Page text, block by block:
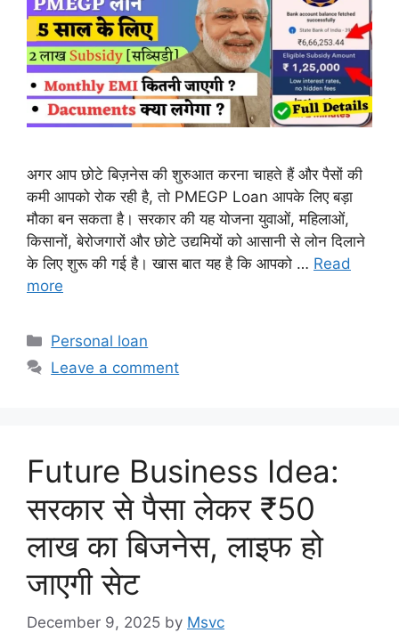
अगर आप छोटे बिज़नेस की शुरुआत करना चाहते हैं और पैसों की
कमी आपको रोक रही है, तो PMEGP Loan आपके लिए बड़ा
मौका बन सकता है। सरकार की यह योजना युवाओं, महिलाओं,
किसानों, बेरोजगारों और छोटे उद्यमियों को आसानी से लोन दिलाने
के लिए शुरू की गई है। खास बात यह है कि आपको … Read
more
Categories
Personal loan
Leave a comment
Future Business Idea:
सरकार से पैसा लेकर ₹50
लाख का बिजनेस, लाइफ हो
जाएगी सेट
December 9, 2025 by Msvc